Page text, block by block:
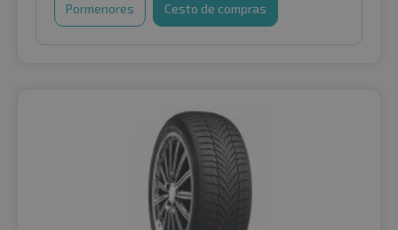
Pormenores Cesto de compras